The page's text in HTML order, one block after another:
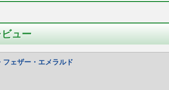
ュー
フェザー・エメラルド